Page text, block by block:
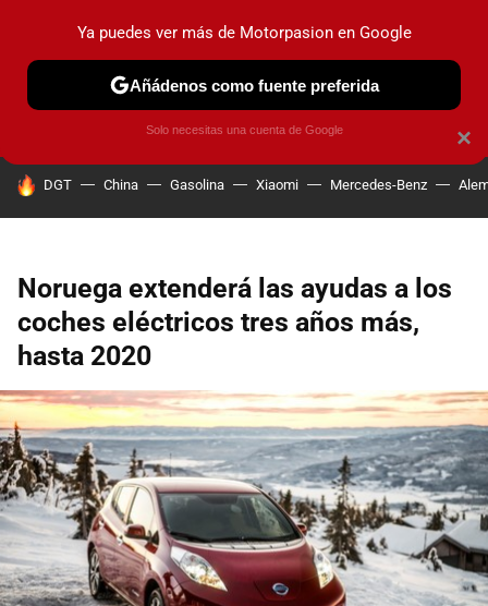
PRUEBAS COCHES ELÉCTRICOS OBSERVATORIO
HOY SE HABLA DE
DGT China Gasolina Xiaomi Mercedes-Benz
Noruega extenderá las ayudas a los
coches eléctricos tres años más,
hasta 2020
×
Ya puedes ver más de Motorpasion en Google
Añádenos como fuente preferida
Solo necesitas una cuenta de Google